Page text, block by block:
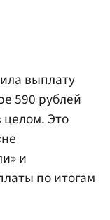
выплату
590 рублей
Это
и
по итогам